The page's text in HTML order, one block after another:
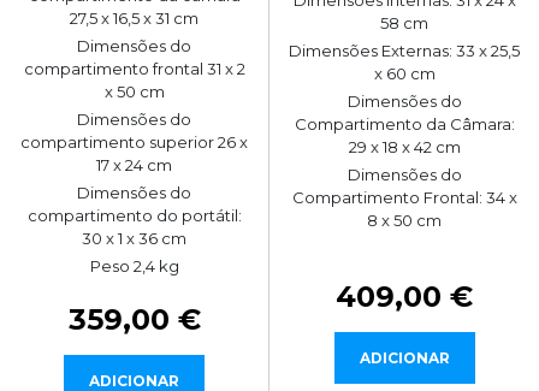
27,5 x 16,5 x 31 cm
Dimensões do
compartimento frontal 31 x 2
x 50 cm
Dimensões do
compartimento superior 26 x
17 x 24 cm
Dimensões do
compartimento do portátil:
30 x 1 x 36 cm
Peso 2,4 kg
359,00 €
ADICIONAR
58 cm
Dimensões Externas: 33 x 25,5
x 60 cm
Dimensões do
Compartimento da Câmara:
29 x 18 x 42 cm
Dimensões do
Compartimento Frontal: 34 x
8 x 50 cm
409,00 €
ADICIONAR